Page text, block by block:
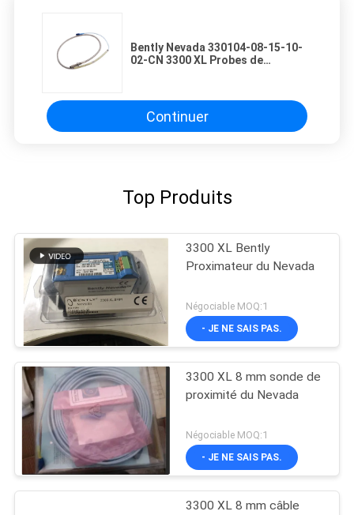
Bently Nevada 330104-08-15-10-
02-CN 3300 XL Probes de
Continuer
Top Produits
3300 XL Bently
Proximateur du Nevada
Négociable MOQ:1
- JE NE SAIS PAS.
3300 XL 8 mm sonde de
proximité du Nevada
Négociable MOQ:1
- JE NE SAIS PAS.
3300 XL 8 mm câble